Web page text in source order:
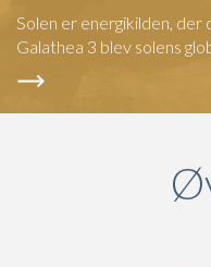
Solen er energikilden, der
Galathea 3 blev solens